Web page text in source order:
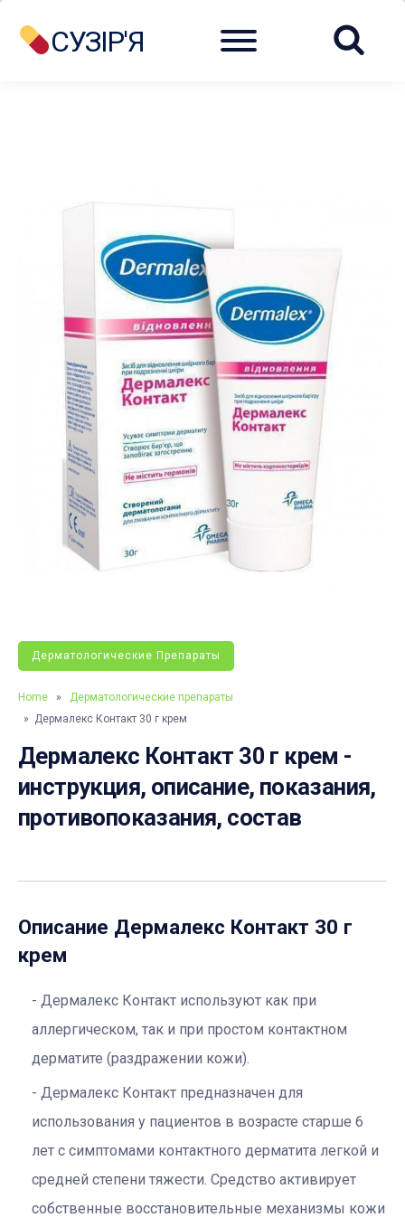
СУЗІР'Я Menu
Дерматологические Препараты
Home »
Дерматологические препараты
» Дермалекс Контакт 30 г крем
Дермалекс Контакт 30 г крем -
инструкция, описание, показания,
противопоказания, состав
Описание Дермалекс Контакт 30 г
крем
Дермалекс Контакт используют как при
аллергическом, так и при простом контактном
дерматите (раздражении кожи).
Дермалекс Контакт предназначен для
использования у пациентов в возрасте старше 6
лет с симптомами контактного дерматита легкой и
средней степени тяжести. Средство активирует
собственные восстановительные механизмы кожи